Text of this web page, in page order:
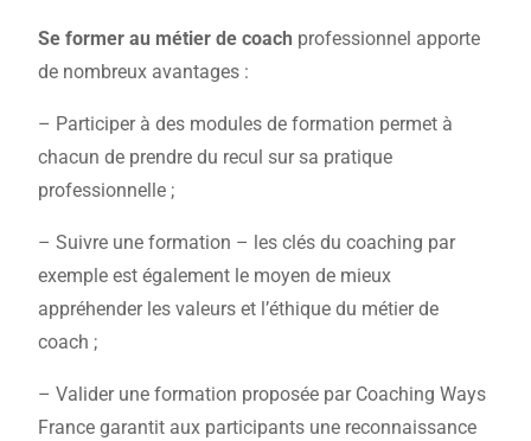
Se former au métier de coach professionnel apporte
de nombreux avantages :
– Participer à des modules de formation permet à
chacun de prendre du recul sur sa pratique
professionnelle ;
– Suivre une formation – les clés du coaching par
exemple est également le moyen de mieux
appréhender les valeurs et l’éthique du métier de
coach ;
– Valider une formation proposée par Coaching Ways
France garantit aux participants une reconnaissance